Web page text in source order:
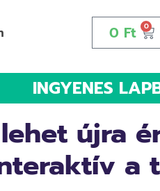
0 Ft 0
INGYENES
újra
a